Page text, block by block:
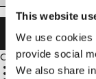
This website
We use cookies
provide social
We also share
AAN
Omschrijving
81% gerecycled
Hoge taille